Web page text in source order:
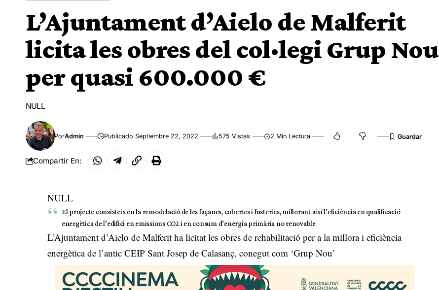
L’Ajuntament d’Aielo de Malferit
licita les obres del col·legi Grup Nou
per quasi 600.000 €
NULL
PorAdmin Publicado Septiembre 22, 2022 575 Vistas 2 Min Lectura
Compartir En:
NULL
El projecte consisteix en la remodelació de les façanes, cobertes i fusteries, millorant així l’eficiència en qualificació
energètica de l’edifici en emissions CO2 i en consum d’energia primària no renovable
L’Ajuntament d’Aielo de Malferit ha licitat les obres de rehabilitació per a la millora i eficiència
energètica de l’antic CEIP Sant Josep de Calasanç, conegut com ‘Grup Nou’